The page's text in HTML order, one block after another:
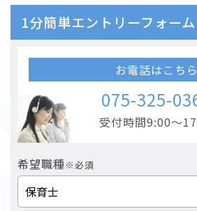
1分簡単エントリーフォーム
お電話はこちら
075-325-
受付時間9:00～
希望職種 ※必須